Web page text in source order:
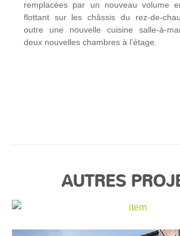
remplacées par un nouveau volume
flottant sur les châssis du rez-de-
outre une nouvelle cuisine salle-à-
deux nouvelles chambres à l’étage.
AUTRES